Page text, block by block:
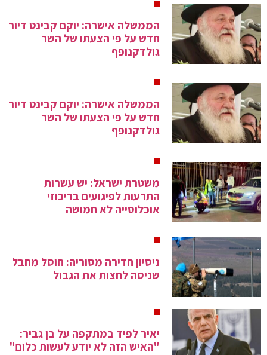
הממשלה אישרה: יוקם קבינט דיור
חדש על פי הצעתו של השר
גולדקנופף
הממשלה אישרה: יוקם קבינט דיור
חדש על פי הצעתו של השר
גולדקנופף
משטרת ישראל: יש עשרות
התרעות לפיגועים בריכוזי
אוכלוסייה לא חמושה
ניסיון חדירה מסוריה: חוסל מחבל
שניסה לחצות את הגבול
יאיר לפיד במתקפה על בן גביר:
"האיש הזה לא יודע לעשות כלום"